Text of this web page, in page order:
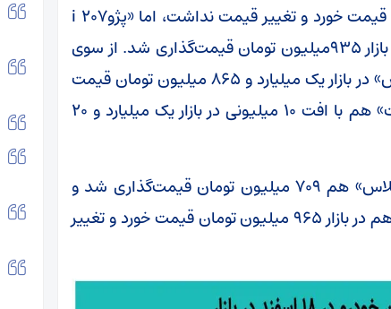
توربو» امروز در بازار یک میلیارد و ۴۰ میلیون تومان قیمت خورد و تغییر قیمت نداشت، اما «پژوi 207
اتوماتیک TU5P» با کاهش ۳۵ میلیون تومانی در بازار ۹۳۵میلیون تومان قیمت‌گذاری شد. از سوی
دیگر ارزیابی‌ها نشان می‌دهد امروز «هایما S7 پلاس» در بازار یک میلیارد و ۸۶۵ میلیون تومان قیمت
خورد و کاهشی ۱۵ میلیونی داشت. «تارا V2 اتومات» هم با افت ۱۰ میلیونی در بازار یک میلیارد و ۲۰
از سوی دیگر ارزیابی‌ها نشان می‌دهد امروز «رانا پلاس» هم ۷۰۹ میلیون تومان قیمت‌گذاری شد و
افتی ۲میلیونی داشت، «پژو پارس LX» مدل ۱۴۰۲ هم در بازار ۹۶۵ میلیون تومان قیمت خورد و تغییر